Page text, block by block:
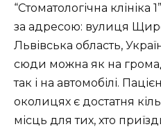
“Стоматологічна клініка
за адресою: вулиця
Львівська область,
сюди можна як на
так і на автомобілі.
околицях є достатня
місць для тих, хто